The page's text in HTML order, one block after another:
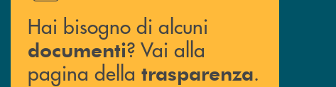
Hai bisogno di alcuni
documenti? Vai alla
pagina della trasparenza.